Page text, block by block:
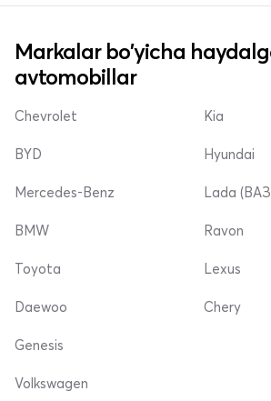
Markalar bo'yicha
avtomobillar
Chevrolet
BYD
Mercedes-Benz
Kia
Hyundai
Lada
BMW
Toyota
Daewoo
Ravon
Lexus
Chery
Genesis
Volkswagen